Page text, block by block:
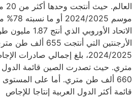
موسم
متري. حيث تصدرت الصين قائمة الدول
660 ألف طن متري. أما على المستوى